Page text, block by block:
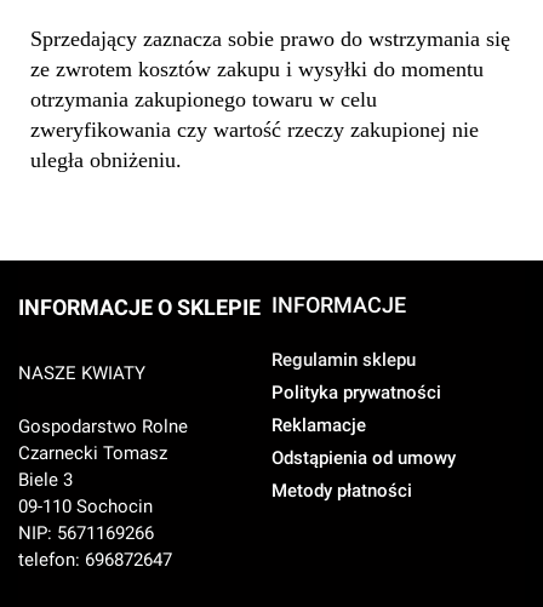
Sprzedający zaznacza sobie prawo do wstrzymania się
ze zwrotem kosztów zakupu i wysyłki do momentu
otrzymania zakupionego towaru w celu
zweryfikowania czy wartość rzeczy zakupionej nie
uległa obniżeniu.
INFORMACJE O SKLEPIE
NASZE KWIATY
Gospodarstwo Rolne
Czarnecki Tomasz
Biele 3
09-110 Sochocin
NIP: 5671169266
telefon: 696872647
INFORMACJE
Regulamin sklepu
Polityka prywatności
Reklamacje
Odstąpienia od umowy
Metody płatności